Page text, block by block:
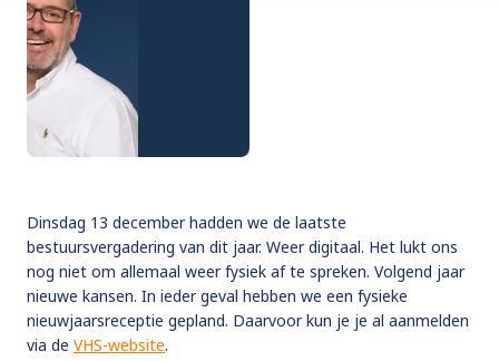
Dinsdag 13 december hadden we de laatste
bestuursvergadering van dit jaar. Weer digitaal. Het lukt ons
nog niet om allemaal weer fysiek af te spreken. Volgend jaar
nieuwe kansen. In ieder geval hebben we een fysieke
nieuwjaarsreceptie gepland. Daarvoor kun je je al aanmelden
via de VHS-website.